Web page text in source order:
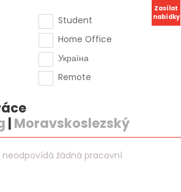
Zasílat
nabídky
Student
Home Office
Україна
Remote
| Moravskoslezský
neodpovídá žádná pracovní